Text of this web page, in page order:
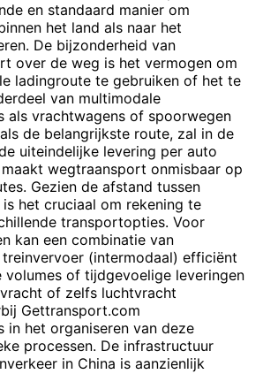
en standaard manier om
het land als naar het
De bijzonderheid van
over de weg is het vermogen om
ladingroute te gebruiken of het te
van multimodale
als vrachtwagens of spoorwegen
de belangrijkste route, zal in de
uiteindelijke levering per auto
wegtraansport onmisbaar op
Gezien de afstand tussen
is het cruciaal om rekening te
transportopties. Voor
kan een combinatie van
(intermodaal) efficiënt
volumes of tijdgevoelige leveringen
of zelfs luchtvracht
Gettransport.com
in het organiseren van deze
processen. De infrastructuur
in China is aanzienlijk